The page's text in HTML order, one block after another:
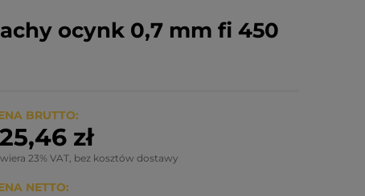
ocynk 0,7 mm fi 450
BRUTTO:
zł
23% VAT, bez kosztów dostawy
NETTO: